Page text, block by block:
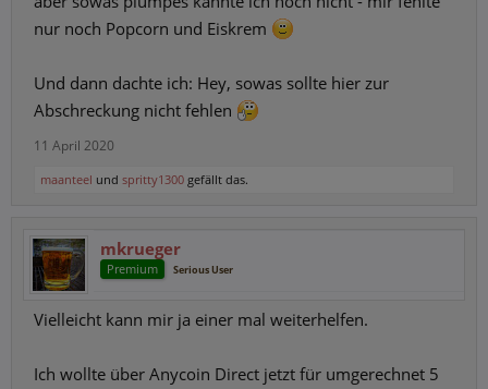
nur noch Popcorn und Eiskrem
Und dann dachte ich: Hey, sowas sollte hier zur
Abschreckung nicht fehlen
11 April 2020
maanteel und spritty1300 gefällt das.
mkrueger
Premium Serious User
Vielleicht kann mir ja einer mal weiterhelfen.
Ich wollte über Anycoin Direct jetzt für umgerechnet 5